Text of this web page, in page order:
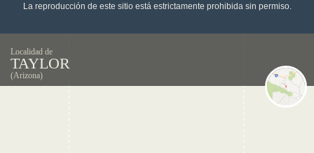
La reproducción de este sitio está estrictamente prohibida sin permiso.
Localidad de
TAYLOR
(Arizona)